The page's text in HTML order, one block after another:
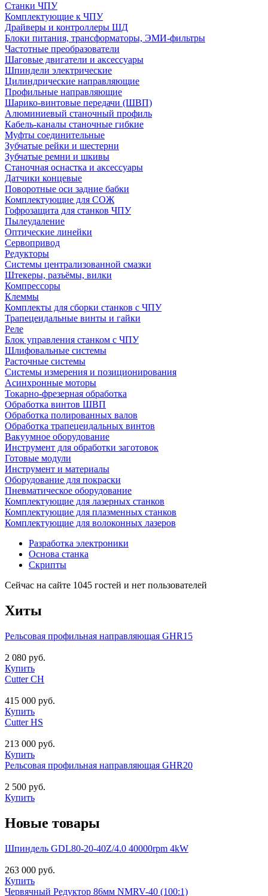
Станки ЧПУ
Комплектующие к ЧПУ
Драйверы и контроллеры ШД
Блоки питания, трансформаторы, ЭМИ-фильтры
Частотные преобразователи
Шаговые двигатели и аксессуары
Шпиндели электрические
Цилиндрические направляющие
Профильные направляющие
Шарико-винтовые передачи (ШВП)
Алюминиевый станочный профиль
Кабель-каналы станочные гибкие
Муфты соединительные
Зубчатые рейки и шестерни
Зубчатые ремни и шкивы
Станочная оснастка и аксессуары
Датчики концевые
Поворотные оси задние бабки
Комплектующие для СОЖ
Гофрозащита для станков ЧПУ
Пылеудаление
Оптические линейки
Сервопривод
Редукторы
Системы централизованной смазки
Штекеры, разъёмы, вилки
Компрессоры
Клеммы
Комплекты для сборки станков с ЧПУ
Трапецеидальные винты и гайки
Реле
Блок управления станком с ЧПУ
Шлифовальные системы
Расточные системы
Системы измерения и позиционирования
Асинхронные моторы
Токарно-фрезерная обработка
Обработка винтов ШВП
Обработка полированных валов
Обработка трапецеидальных винтов
Вакуумное оборудование
Инструмент для обработки заготовок
Готовые модули
Инструмент и материалы
Оборудование для покраски
Пневматическое оборудование
Комплектующие для лазерных станков
Комплектующие для плазменных станков
Комплектующие для волоконных лазеров
Разработка электроники
Основа станка
Скрипты
Сейчас на сайте 1045 гостей и нет пользователей
Хиты
Рельсовая профильная направляющая GHR15
2 080 руб.
Купить
Cutter CH
415 000 руб.
Купить
Cutter HS
213 000 руб.
Купить
Рельсовая профильная направляющая GHR20
2 500 руб.
Купить
Новые товары
Шпиндель GDL80-20-40Z/4.0 40000rpm 4kW
263 000 руб.
Купить
Червячный Редуктор 86мм NMRV-40 (100:1)